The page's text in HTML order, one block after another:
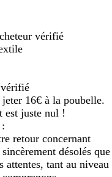
vérifié
16€ à la poubelle.
est juste nul !
retour concernant
désolés que
attentes, tant au niveau